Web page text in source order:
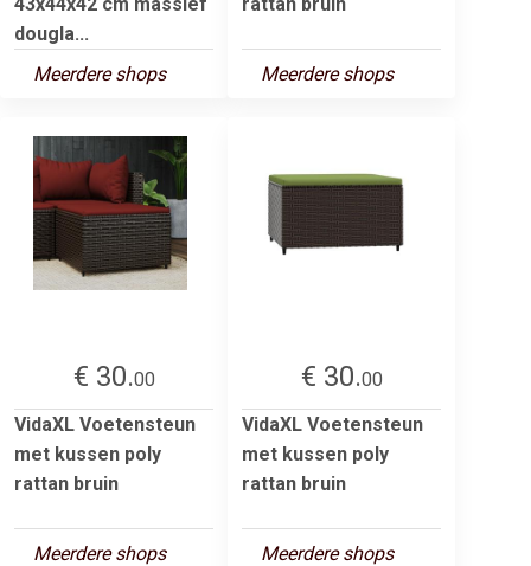
dougla...
Meerdere shops
Meerdere shops
€ 30.00
VidaXL Voetensteun
met kussen poly
rattan bruin
Meerdere shops
€ 30.00
VidaXL Voetensteun
met kussen poly
rattan bruin
Meerdere shops